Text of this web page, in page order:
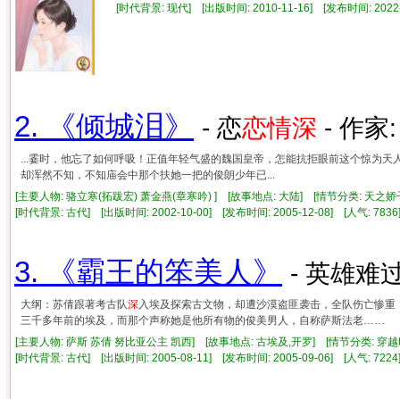
[时代背景: 现代] [出版时间: 2010-11-16] [发布时间:
2. 《倾城泪》 - 恋恋情深 - 作
...霎时，他忘了如何呼吸！正值年轻气盛的魏国皇帝，怎能抗拒眼前这个惊为
却浑然不知，不知庙会中那个扶她一把的俊朗少年已...
[主要人物: 骆立寒(拓跋宏) 萧金燕(章寒吟) ] [故事地点: 大陆] [情节分类: 天之娇
[时代背景: 古代] [出版时间: 2002-10-00] [发布时间: 2005-12-08] [人气:
3. 《霸王的笨美人》 - 英雄难
大纲：苏倩跟著考古队深 入埃及探索古文物，却遭沙漠盗匪袭击，全队伤亡惨
三千多年前的埃及，而那个声称她是他所有物的俊美男人，自称萨斯法老……
[主要人物: 萨斯 苏倩 努比亚公主 凯西] [故事地点: 古埃及,开罗] [情节分类: 穿越
[时代背景: 古代] [出版时间: 2005-08-11] [发布时间: 2005-09-06] [人气: